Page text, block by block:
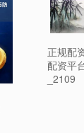
正规配
配资平
_2109